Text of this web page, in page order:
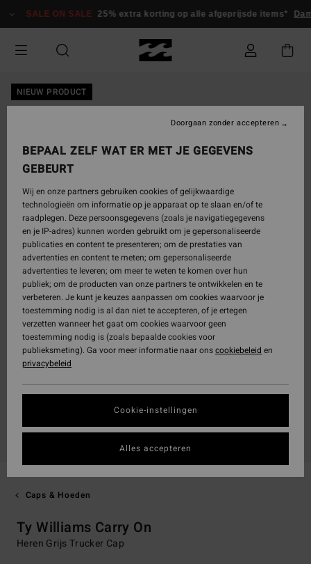
naar
SALE ON SALE 25% extra korting op alle afgeprijsde items*
NIEUW PRODUCT
Caps & Hoeden
Ty Williams Carry On
Heren Grijs Trucker Cap
BEPAAL ZELF WAT ER MET JE GEGEVENS
GEBEURT
Wij en onze partners gebruiken cookies of gelijkwaardige
technologieën om informatie op je apparaat op te slaan en/of te
raadplegen. Deze persoonsgegevens (zoals je navigatiegegevens
en je IP-adres) kunnen worden gebruikt om je gepersonaliseerde
publicaties en content te presenteren; om de prestaties van
advertenties en content te meten; om gepersonaliseerde
advertenties te leveren; om meer te weten te komen over hun
publiek; om de producten van onze partners te ontwikkelen en te
verbeteren. Je kunt je keuzes aanpassen om cookies waarvoor je
toestemming nodig is al dan niet te accepteren, of je ertegen
verzetten wanneer het gaat om cookies waarvoor geen
toestemming nodig is (zoals bepaalde cookies voor
publieksmeting). Ga voor meer informatie naar onscookiebeleid en
privacybeleid
Cookie-instellingen
Doorgaan zonder accepteren
Alles accepteren